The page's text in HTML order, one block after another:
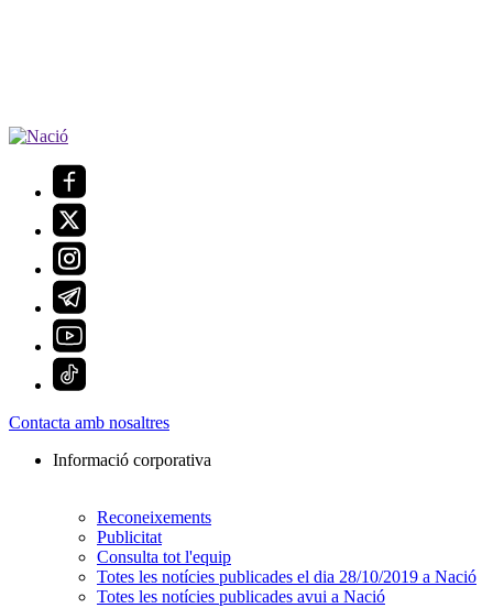
Contacta amb nosaltres
Informació corporativa
Reconeixements
Publicitat
Consulta tot l'equip
Totes les notícies publicades el dia 28/10/2019 a Nació
Totes les notícies publicades avui a Nació